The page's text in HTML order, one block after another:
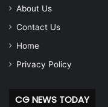
About Us
Contact Us
Home
Privacy Policy
CG NEWS TODAY